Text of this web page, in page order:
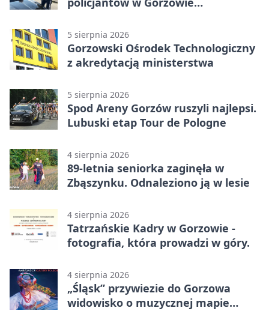
5 sierpnia 2026
Gorzowski Ośrodek Technologiczny
z akredytacją ministerstwa
5 sierpnia 2026
Spod Areny Gorzów ruszyli najlepsi.
Lubuski etap Tour de Pologne
4 sierpnia 2026
89-letnia seniorka zaginęła w
Zbąszynku. Odnaleziono ją w lesie
4 sierpnia 2026
Tatrzańskie Kadry w Gorzowie -
fotografia, która prowadzi w góry.
4 sierpnia 2026
„Śląsk” przywiezie do Gorzowa
widowisko o muzycznej mapie